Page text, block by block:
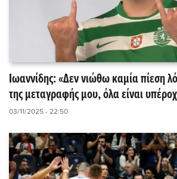
Ιωαννίδης: «Δεν νιώθω καμία πίεση
της μεταγραφής μου, όλα είναι
03/11/2025 - 22:50